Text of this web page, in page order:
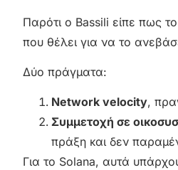
Παρότι ο Bassili είπε πως
που θέλει για να το
Δύο πράγματα:
Network velocity,
Συμμετοχή σε
πράξη και δεν
Για το Solana, αυτά